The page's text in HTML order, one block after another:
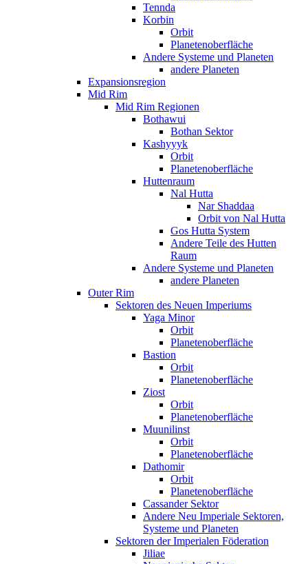
Tennda
Korbin
Orbit
Planetenoberfläche
Andere Systeme und Planeten
andere Planeten
Expansionsregion
Mid Rim
Mid Rim Regionen
Bothawui
Bothan Sektor
Kashyyyk
Orbit
Planetenoberfläche
Huttenraum
Nal Hutta
Nar Shaddaa
Orbit von Nal Hutta
Gos Hutta System
Andere Teile des Hutten
Raum
Andere Systeme und Planeten
andere Planeten
Outer Rim
Sektoren des Neuen Imperiums
Yaga Minor
Orbit
Planetenoberfläche
Bastion
Orbit
Planetenoberfläche
Ziost
Orbit
Planetenoberfläche
Muunilinst
Orbit
Planetenoberfläche
Dathomir
Orbit
Planetenoberfläche
Cassander Sektor
Andere Neu Imperiale Sektoren,
Systeme und Planeten
Sektoren der Imperialen Föderation
Jiliae